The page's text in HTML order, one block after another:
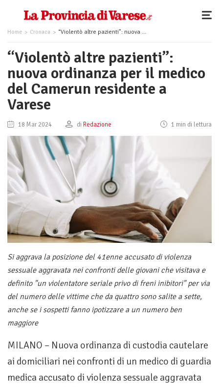
Home Cronaca “Violentò altre pazienti”: nuova ordinanza per il medico del Camerun residente a Varese
“Violentò altre pazienti”:
nuova ordinanza per il medico
del Camerun residente a
Varese
18 Mar 2024 di Redazione 1 min di lettura
Si aggrava la posizione del 41enne accusato di violenza
sessuale aggravata nei confronti delle giovani che visitava e
definito "un violentatore seriale privo di freni inibitori" per via
del numero delle vittime che da quattro sono salite a sette,
anche se i sospetti fanno ipotizzare a un numero ben
maggiore
MILANO – Nuova ordinanza di custodia cautelare
ai domiciliari nei confronti di un medico di guardia
medica accusato di violenza sessuale aggravata